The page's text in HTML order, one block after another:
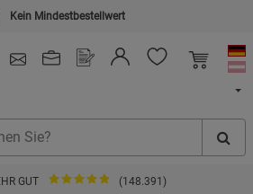
Kein Mindestbestellwert
GUT (148.391)